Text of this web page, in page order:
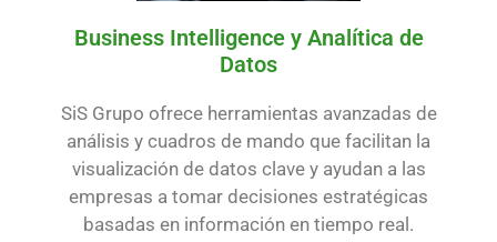
Business Intelligence y Analítica de
Datos
SiS Grupo ofrece herramientas avanzadas de
análisis y cuadros de mando que facilitan la
visualización de datos clave y ayudan a las
empresas a tomar decisiones estratégicas
basadas en información en tiempo real.